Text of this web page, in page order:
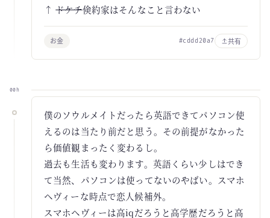
↑ドケチ倹約家はそんなこと言わない
お金 #cddd20a7 共有
00h
僕のソウルメイトだったら英語できてパソコン使
えるのは当たり前だと思う。その前提がなかった
ら価値観まったく変わるし。
過去も生活も変わります。英語くらい少しはでき
て当然、パソコンは使ってないのやばい。スマホ
ヘヴィーな時点で恋人候補外。
スマホヘヴィーは高iqだろうと高学歴だろうと高